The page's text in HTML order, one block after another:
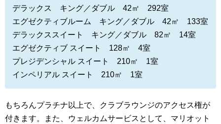
デラックス キング／ダブル 42㎡ 292室
エグゼクティブルーム キング／ダブル 42㎡ 133室
デラックススイート キング／ダブル 82㎡ 14室
エグゼクティブ スイート 128㎡ 4室
プレジデンシャル スイート 210㎡ 1室
インペリアル スイート 210㎡ 1室
もちろんプラチナ以上で、クラブラウンジのアクセス権が
付きます。また、ウェルカムサービスとして、マリオット